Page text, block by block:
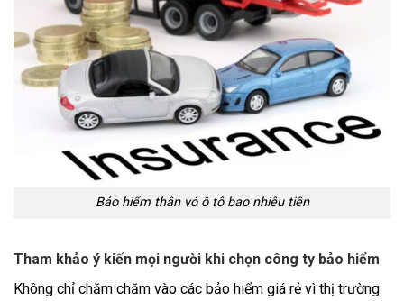
Bảo hiểm thân vỏ ô tô bao nhiêu tiền
Tham khảo ý kiến mọi người khi chọn công ty bảo hiểm
Không chỉ chăm chăm vào các bảo hiểm giá rẻ vì thị trường